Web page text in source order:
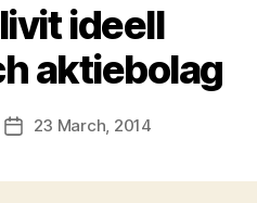
ideell
aktiebolag
23 March, 2014